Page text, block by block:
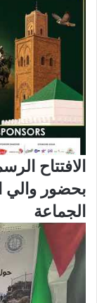
الافتتاح
بحضور والي
الجماعة